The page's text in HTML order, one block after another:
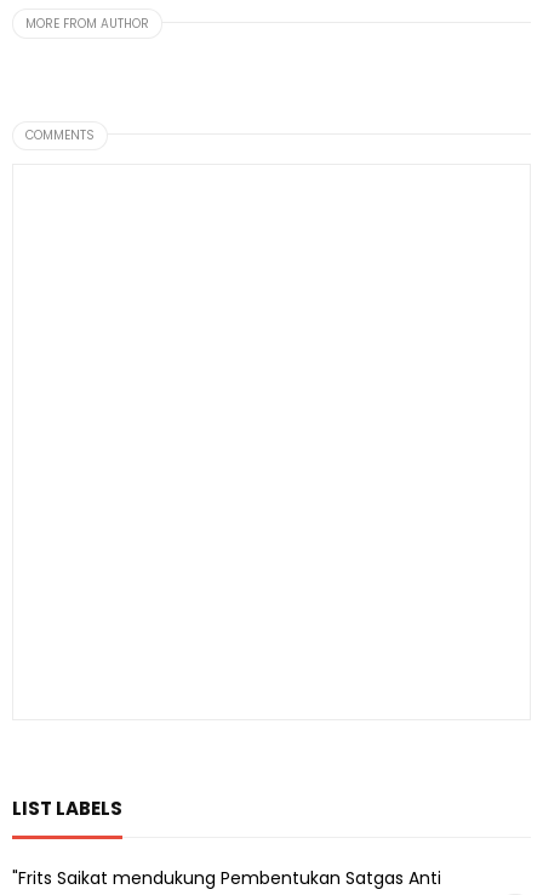
MORE FROM AUTHOR
COMMENTS
LIST LABELS
"Frits Saikat mendukung Pembentukan Satgas Anti